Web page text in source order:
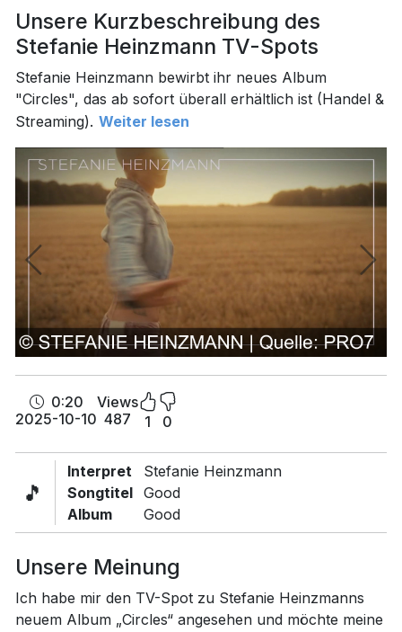
Unsere Kurzbeschreibung des
Stefanie Heinzmann TV-Spots
Stefanie Heinzmann bewirbt ihr neues Album
"Circles", das ab sofort überall erhältlich ist (Handel &
Streaming). Weiter lesen
0:20
2025-10-10
Views
487
1 0
🎵
Interpret
Songtitel
Album
Stefanie Heinzmann
Good
Good
Unsere Meinung
Ich habe mir den TV-Spot zu Stefanie Heinzmanns
neuem Album „Circles“ angesehen und möchte meine